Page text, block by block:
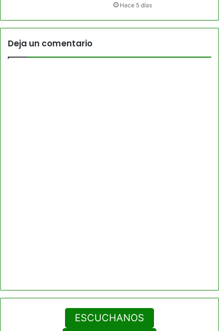
Hace 5 días
Deja un comentario
ESCUCHANOS